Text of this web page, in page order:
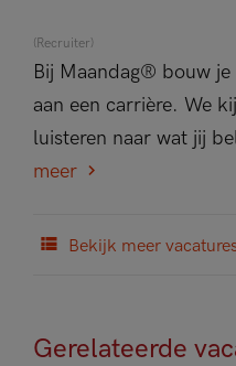
(Recruiter)
Bij Maandag® bouw
aan een carrière. We
luisteren naar wat jij
meer
Bekijk meer
Gerelateerde